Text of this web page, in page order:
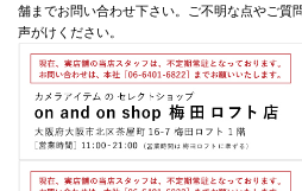
舗までお問い合わせ下さい。ご不明な点やご質
声がけください。